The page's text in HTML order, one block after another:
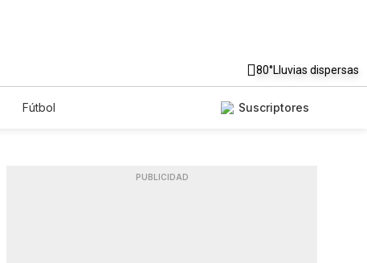
80°Lluvias dispersas
Fútbol Suscriptores
PUBLICIDAD